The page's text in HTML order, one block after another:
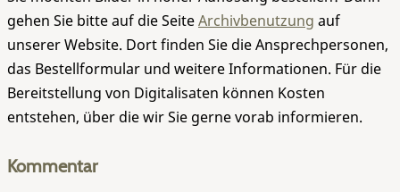
gehen Sie bitte auf die SeiteArchivbenutzung auf
unserer Website. Dort finden Sie die Ansprechpersonen,
das Bestellformular und weitere Informationen. Für die
Bereitstellung von Digitalisaten können Kosten
entstehen, über die wir Sie gerne vorab informieren.
Kommentar